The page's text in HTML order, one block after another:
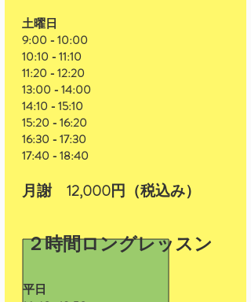
土曜日
9:00​ -10:00
10:10 - 11:10
11:20 - 12:20
13:00 - 14:00
14:10 - 15:10
15:20 - 16:20
16:30 - 17:30
17:40 - 18:40
​月謝 12,000円（税込み）
２時間ロングレッスン
​平日